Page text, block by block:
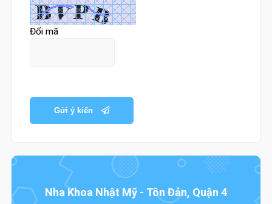
Đổi mã
Gửi ý kiến
Nha Khoa Nhật Mỹ - Tôn Đản, Quận 4